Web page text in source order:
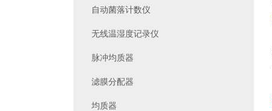
自动菌落计数仪
无线温湿度记录仪
脉冲均质器
滤膜分配器
均质器